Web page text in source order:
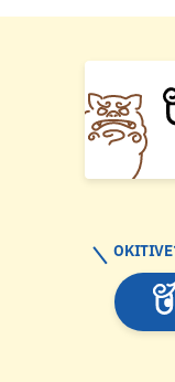
OKITIVE